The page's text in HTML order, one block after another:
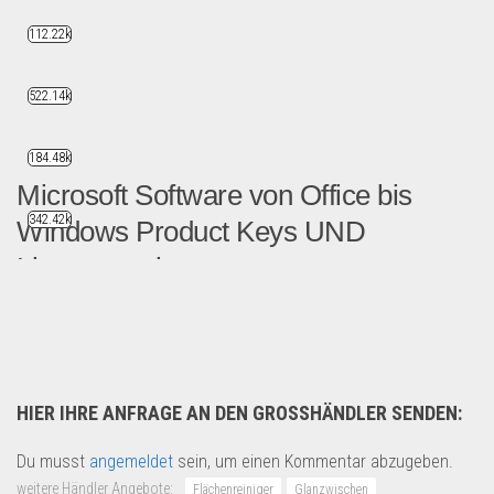
Microsoft Software von Office bis
Windows Product Keys UND
Lizenzen mi...
HIER IHRE ANFRAGE AN DEN GROSSHÄNDLER SENDEN:
Du musst angemeldet sein, um einen Kommentar abzugeben.
weitere Händler Angebote: Flächenreiniger
Glanzwischen
112.22k
522.14k
184.48k
342.42k